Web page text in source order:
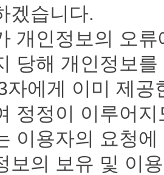
겠습니다.
개인정보의 오
당해 개인정보
자에게 이미 제
정정이 이루어
이용자의 요청
보의 보유 및 이